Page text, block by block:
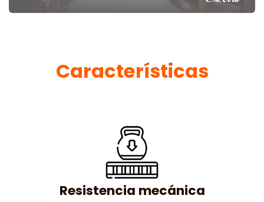
Características
Resistencia mecánica